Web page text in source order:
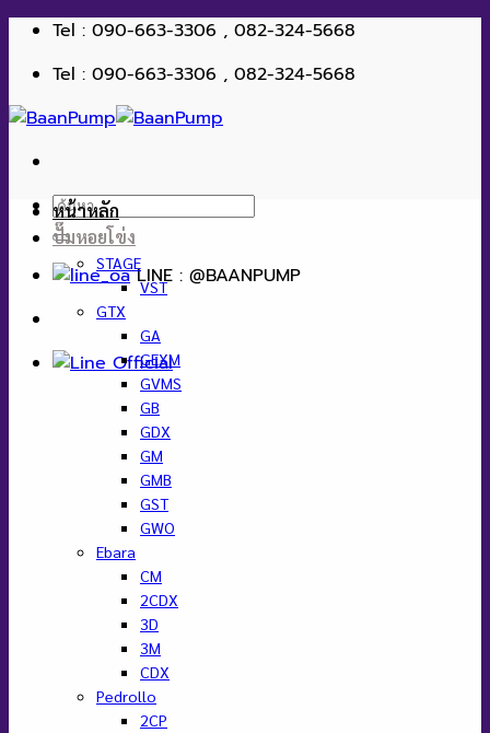
ข้าม
เนื้อหา
Tel : 090-663-3306 , 082-324-5668
Tel : 090-663-3306 , 082-324-5668
ค้นหา:
LINE : @BAANPUMP
หน้าหลัก
ปั๊มหอยโข่ง
STAGE
VST
GTX
GA
GEXM
GVMS
GB
GDX
GM
GMB
GST
GWO
Ebara
CM
2CDX
3D
3M
CDX
Pedrollo
2CP